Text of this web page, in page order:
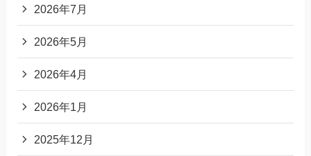
2026年7月
2026年5月
2026年4月
2026年1月
2025年12月